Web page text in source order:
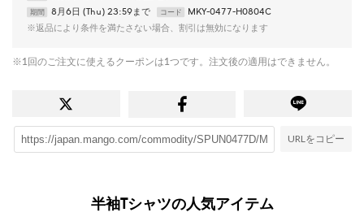
期間 8月6日 (Thu) 23:59まで コード
MKY-0477-H0804C
※返品により条件を満たさない場合、割引は無効になります
※1回のご注文に使えるクーポンは1つです。注文後の適用はできません。
URLをコピー
半袖Tシャツの人気アイテム